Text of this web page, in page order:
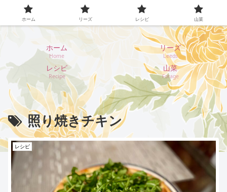
イギリス・リーズ暮らし
ホーム
Home
リーズ
Leeds
レシピ
Recipe
山菜
Forage
照り焼きチキン
レシピ
ホーム リーズ レシピ 山菜